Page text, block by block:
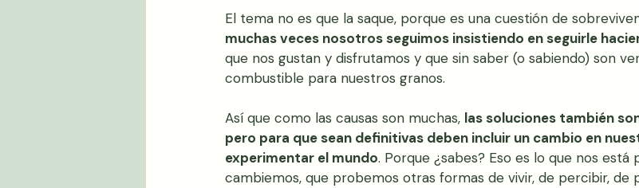
El tema no es que la saque, porque es una cuestión de
muchas veces nosotros seguimos insistiendo en seguirle
que nos gustan y disfrutamos y que sin saber (o sabiendo) son
combustible para nuestros granos.
Así que como las causas son muchas, las soluciones también
pero para que sean definitivas deben incluir un cambio en
experimentar el mundo. Porque ¿sabes? Eso es lo que nos está
cambiemos, que probemos otras formas de vivir, de percibir, de